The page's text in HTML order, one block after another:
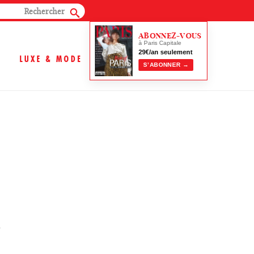
LUXE & MODE
ABONNEZ-VOUS
à Paris Capitale
29€/an seulement
S’ABONNER →